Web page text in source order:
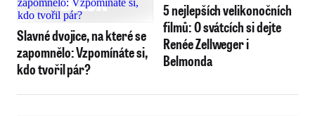
Slavné dvojice, na které se
zapomnělo: Vzpomínáte si,
kdo tvořil pár?
5 nejlepších velikonočních
filmů: O svátcích si dejte
Renée Zellweger i
Belmonda